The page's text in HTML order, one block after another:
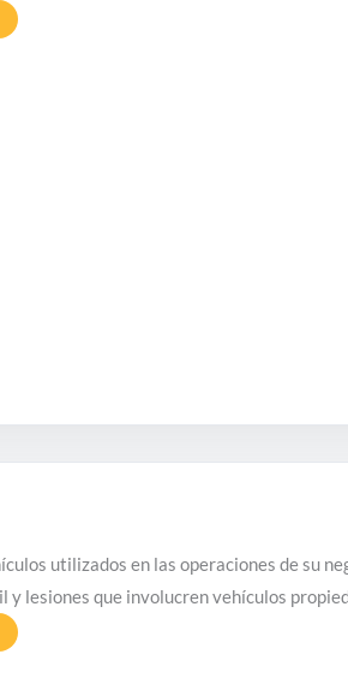
utilizados en las operaciones de su
y lesiones que involucren vehículos